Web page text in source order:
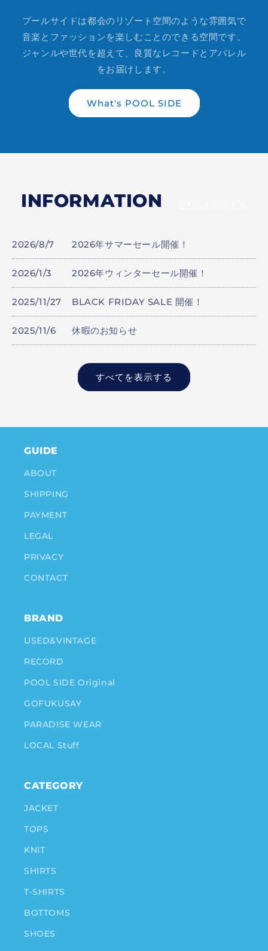
プールサイドは都会のリゾート空間のような雰囲気で
音楽とファッションを楽しむことのできる空間です。
ジャンルや世代を超えて、良質なレコードとアパレル
をお届けします。
What's POOL SIDE
INFORMATION
2026/8/7 2026年サマーセール開催！
2026/1/3 2026年ウィンターセール開催！
2025/11/27 BLACK FRIDAY SALE 開催！
2025/11/6 休暇のお知らせ
すべてを表示する
GUIDE
ABOUT
SHIPPING
PAYMENT
LEGAL
PRIVACY
CONTACT
BRAND
USED&VINTAGE
RECORD
POOL SIDE Original
GOFUKUSAY
PARADISE WEAR
LOCAL Stuff
CATEGORY
JACKET
TOPS
KNIT
SHIRTS
T-SHIRTS
BOTTOMS
SHOES